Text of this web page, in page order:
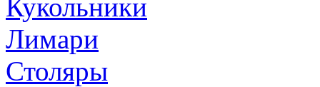
Кукольники
Лимари
Столяры